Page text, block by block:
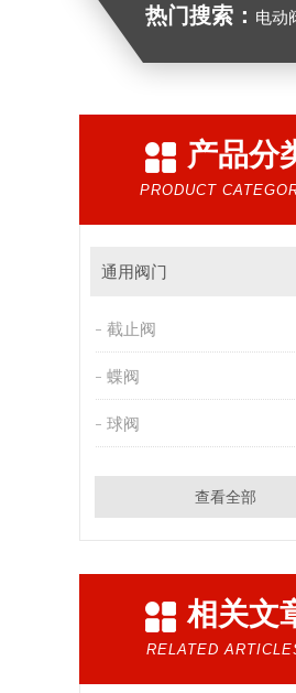
热门搜索： 电动
产品分
PRODUCT
通用阀门
截止阀
蝶阀
球阀
查看全部
相关文
RELATED